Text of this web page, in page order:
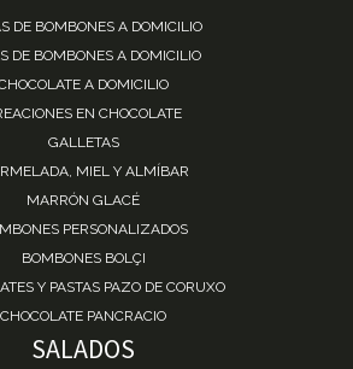
DE BOMBONES A DOMICILIO
DE BOMBONES A DOMICILIO
A DOMICILIO
EN CHOCOLATE
GALLETAS
MIEL Y ALMÍBAR
MARRÓN GLACÉ
PERSONALIZADOS
BOMBONES BOLÇI
Y PASTAS PAZO DE CORUXO
CHOCOLATE PANCRACIO
SALADOS